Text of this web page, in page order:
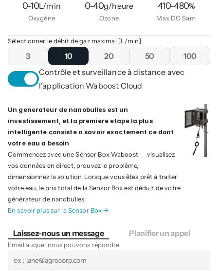
0-10L/min
Oxygène
0-40g/heure
Ozone
410-480%
Max DO Sam.
Sélectionner le débit de gaz maximal [L/min]
3 10 20 50
100
Contrôle et surveillance à distance avec
l'application Waboost Cloud
Un generateur de nanobulles est un
investissement, et la premiere etape la plus
intelligente consiste a savoir exactement ce dont
votre eau a besoin
Commencez avec une Sensor Box Waboost — visualisez
vos données en direct, prouvez le problème,
dimensionnez la solution. Lorsque vous êtes prêt à traiter
votre eau, le prix total de la Sensor Box est déduit de votre
générateur de nanobulles.
En savoir plus sur la Sensor Box →
Laissez-nous un message Planifier un appel
Email auquel nous pouvons répondre